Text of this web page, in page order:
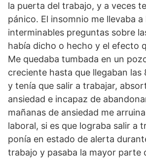
la puerta del trabajo, y a veces
pánico. El insomnio me llevaba
interminables preguntas sobre
había dicho o hecho y el efecto
Me quedaba tumbada en un
creciente hasta que llegaban las
y tenía que salir a trabajar,
ansiedad e incapaz de
mañanas de ansiedad me
laboral, si es que lograba salir a
ponía en estado de alerta
trabajo y pasaba la mayor parte